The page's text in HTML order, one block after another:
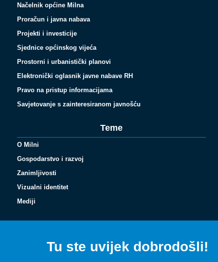
Načelnik općine Milna
Proračun i javna nabava
Projekti i investicije
Sjednice općinskog vijeća
Prostorni i urbanistički planovi
Elektronički oglasnik javne nabave RH
Pravo na pristup informacijama
Savjetovanje s zainteresiranom javnošću
Teme
O Milni
Gospodarstvo i razvoj
Zanimljivosti
Vizualni identitet
Mediji
Tu ste uvijek dobrodošli!
Deutsch